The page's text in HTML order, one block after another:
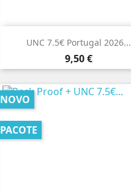
UNC 7.5€ Portugal 2026...
Preço
9,50 €
NOVO
PACOTE